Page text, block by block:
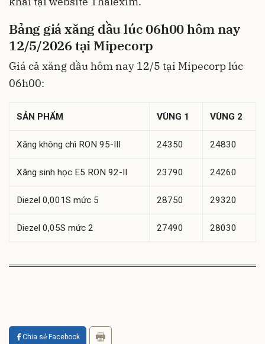
Bảng giá xăng dầu lúc 06h00 hôm nay
12/5/2026 tại Mipecorp
Giá cả xăng dầu hôm nay 12/5 tại Mipecorp lúc
06h00:
SẢN PHẨM VÙNG 1 VÙNG 2
Xăng không chì RON 95-III 24350 24830
Xăng sinh học E5 RON 92-II 23790 24260
Diezel 0,001S mức 5 28750 29320
Diezel 0,05S mức 2 27490 28030
Chia sẻ Facebook